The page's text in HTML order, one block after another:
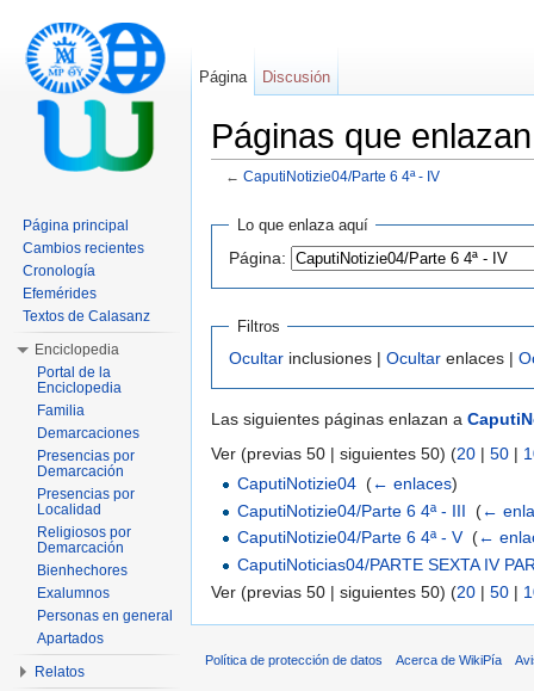
Páginas que
← CaputiNotizie04/Parte 6 4ª - IV
Lo que enlaza aquí
Página:
Filtros
Ocultar inclusiones | Ocultar enlaces |
Las siguientes páginas enlazan a
Ver (previas 50 | siguientes 50) (20 | 50 |
CaputiNotizie04 (← enlaces)
CaputiNotizie04/Parte 6 4ª - III
(←
CaputiNotizie04/Parte 6 4ª - V‎ (←
CaputiNoticias04/PARTE SEXTA IV
Ver (previas 50 | siguientes 50) (20 | 50 |
Página Discusión
Página principal
Cambios recientes
Cronología
Efemérides
Textos de Calasanz
Enciclopedia
Portal de la
Enciclopedia
Familia
Demarcaciones
Presencias por
Demarcación
Presencias por
Localidad
Religiosos por
Demarcación
Bienhechores
Exalumnos
Personas en general
Apartados
Relatos
Política de protección de datos Acerca de WikiPía